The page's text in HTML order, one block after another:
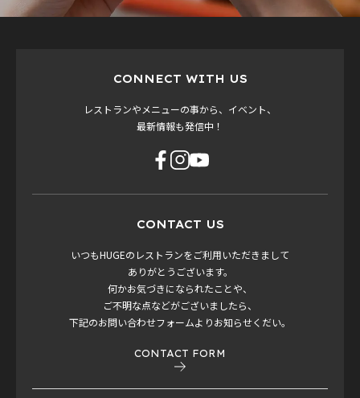
CONNECT WITH US
レストランやメニューの事から、イベント、
最新情報も発信中！
CONTACT US
いつもHUGEのレストランをご利用いただきまして
ありがとうございます。
何かお気づきになられたことや、
ご不明な点などがございましたら、
下記のお問い合わせフォームよりお知らせくだい。
CONTACT FORM